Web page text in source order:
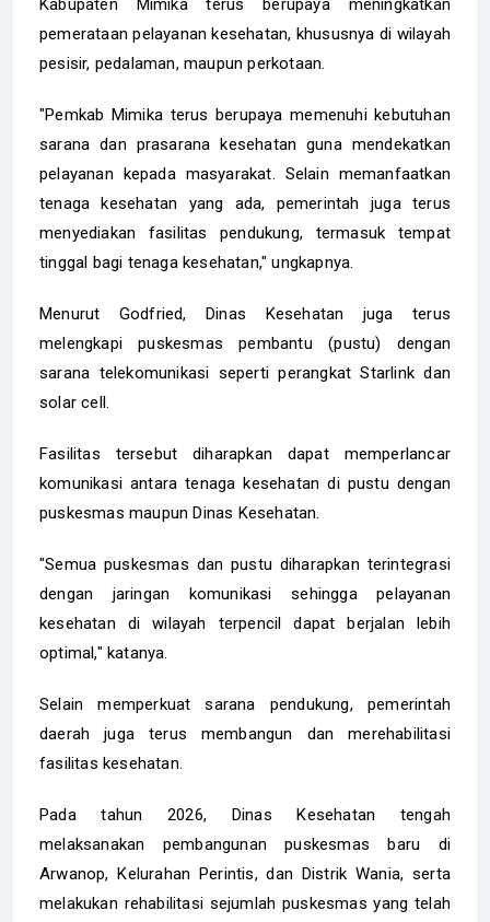
Kabupaten Mimika terus berupaya meningkatkan
pemerataan pelayanan kesehatan, khususnya di wilayah
pesisir, pedalaman, maupun perkotaan.
"Pemkab Mimika terus berupaya memenuhi kebutuhan
sarana dan prasarana kesehatan guna mendekatkan
pelayanan kepada masyarakat. Selain memanfaatkan
tenaga kesehatan yang ada, pemerintah juga terus
menyediakan fasilitas pendukung, termasuk tempat
tinggal bagi tenaga kesehatan," ungkapnya.
Menurut Godfried, Dinas Kesehatan juga terus
melengkapi puskesmas pembantu (pustu) dengan
sarana telekomunikasi seperti perangkat Starlink dan
solar cell.
Fasilitas tersebut diharapkan dapat memperlancar
komunikasi antara tenaga kesehatan di pustu dengan
puskesmas maupun Dinas Kesehatan.
"Semua puskesmas dan pustu diharapkan terintegrasi
dengan jaringan komunikasi sehingga pelayanan
kesehatan di wilayah terpencil dapat berjalan lebih
optimal," katanya.
Selain memperkuat sarana pendukung, pemerintah
daerah juga terus membangun dan merehabilitasi
fasilitas kesehatan.
Pada tahun 2026, Dinas Kesehatan tengah
melaksanakan pembangunan puskesmas baru di
Arwanop, Kelurahan Perintis, dan Distrik Wania, serta
melakukan rehabilitasi sejumlah puskesmas yang telah